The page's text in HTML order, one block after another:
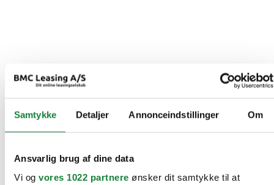
Samtykke Detaljer Annonceindstillinger Om
Ansvarlig brug af dine data
Vi og vores 1022 partnere ønsker dit samtykke til at